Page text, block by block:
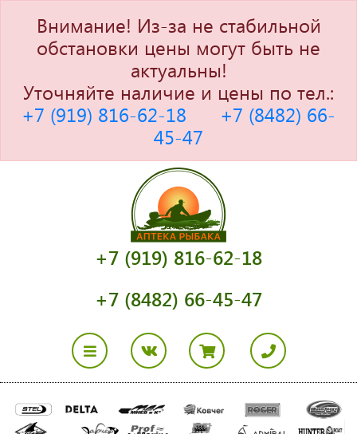
Внимание! Из-за не стабильной
обстановки цены могут быть не
актуальны!
Уточняйте наличие и цены по тел.:
+7 (919) 816-62-18
+7 (8482) 66-
45-47
+7 (919) 816-62-18
+7 (8482) 66-45-47